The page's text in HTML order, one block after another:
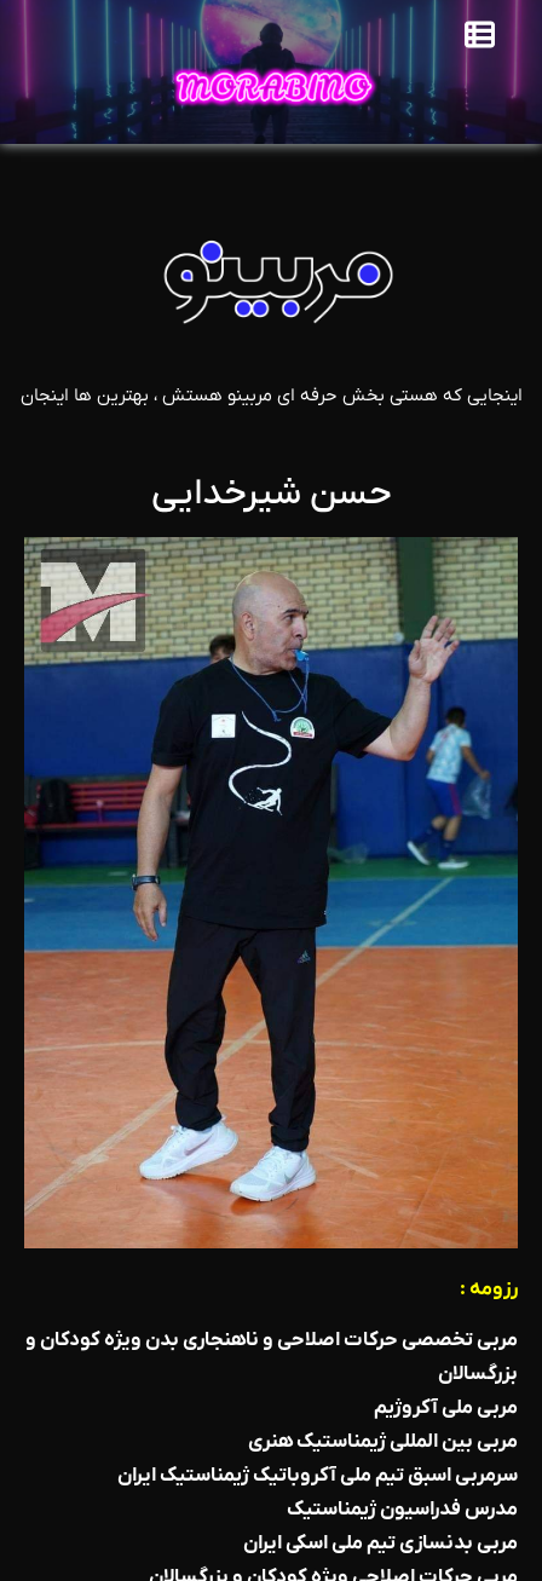
اینجایی که هستی بخش حرفه ای مربینو هستش ، بهترین ها اینجان
حسن شیرخدایی
رزومه :
مربی تخصصی حرکات اصلاحی و ناهنجاری بدن ویژه کودکان و
بزرگسالان
مربی ملی آکروژیم
مربی بین المللی ژیمناستیک هنری
سرمربی اسبق تیم ملی آکروباتیک ژیمناستیک ایران
مدرس فدراسیون ژیمناستیک
مربی بدنسازی تیم ملی اسکی ایران